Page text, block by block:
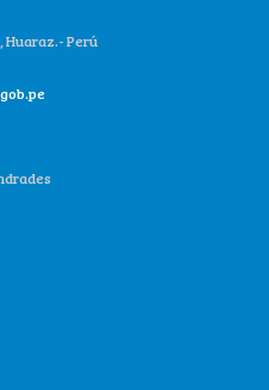
Huaraz.- Perú